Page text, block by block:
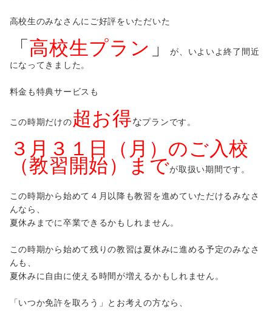
高校生のみなさんにご好評をいただいた
「高校生プラン 」が、いよいよ終了間近
になってきました。
料金も特典サービスも
この時期だけの超お得なプランです。
３月３１日（月）のご入校
（教習開始）までが取扱い期間です。
この時期から始めて４月以降も教習を進めていただけるみなさ
んなら、
夏休みまでに卒業できるかもしれません。
この時期から始めて残りの教習は夏休みに進める予定のみなさ
んも、
夏休みに自由に使える時間が増えるかもしれません。
「いつか免許を取ろう」とお考えの方なら、